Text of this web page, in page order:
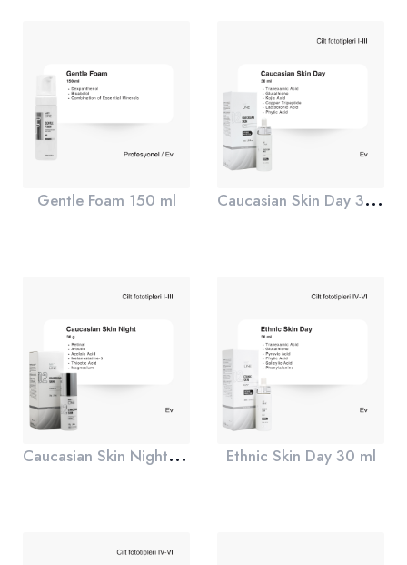
Gentle Foam 150 ml C
aucasian Skin Day 30 ml
C
aucasian Skin Night 30 gr Ethnic Skin Day 30 ml